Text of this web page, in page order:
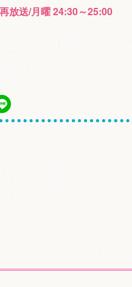
再放送/月曜 24:30～25:00